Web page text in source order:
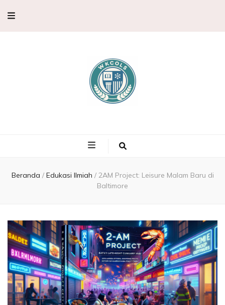
Pembahasan
Ilmu
Pengetahuan,
Eksperimen &
Fakta Sains
Beranda / Edukasi Ilmiah / 2AM Project: Leisure Malam Baru di
Baltimore